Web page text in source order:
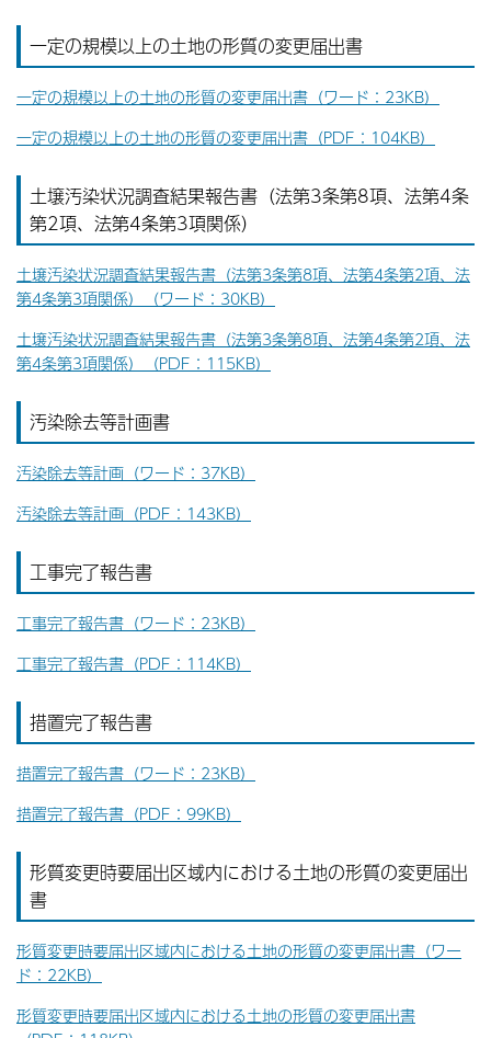
一定の規模以上の土地の形質の変更届出書
一定の規模以上の土地の形質の変更届出書（ワード：23KB）
一定の規模以上の土地の形質の変更届出書（PDF：104KB）
土壌汚染状況調査結果報告書（法第3条第8項、法第4条
第2項、法第4条第3項関係）
土壌汚染状況調査結果報告書（法第3条第8項、法第4条第2項、法
第4条第3項関係）（ワード：30KB）
土壌汚染状況調査結果報告書（法第3条第8項、法第4条第2項、法
第4条第3項関係）（PDF：115KB）
汚染除去等計画書
汚染除去等計画（ワード：37KB）
汚染除去等計画（PDF：143KB）
工事完了報告書
工事完了報告書（ワード：23KB）
工事完了報告書（PDF：114KB）
措置完了報告書
措置完了報告書（ワード：23KB）
措置完了報告書（PDF：99KB）
形質変更時要届出区域内における土地の形質の変更届出
書
形質変更時要届出区域内における土地の形質の変更届出書（ワー
ド：22KB）
形質変更時要届出区域内における土地の形質の変更届出書